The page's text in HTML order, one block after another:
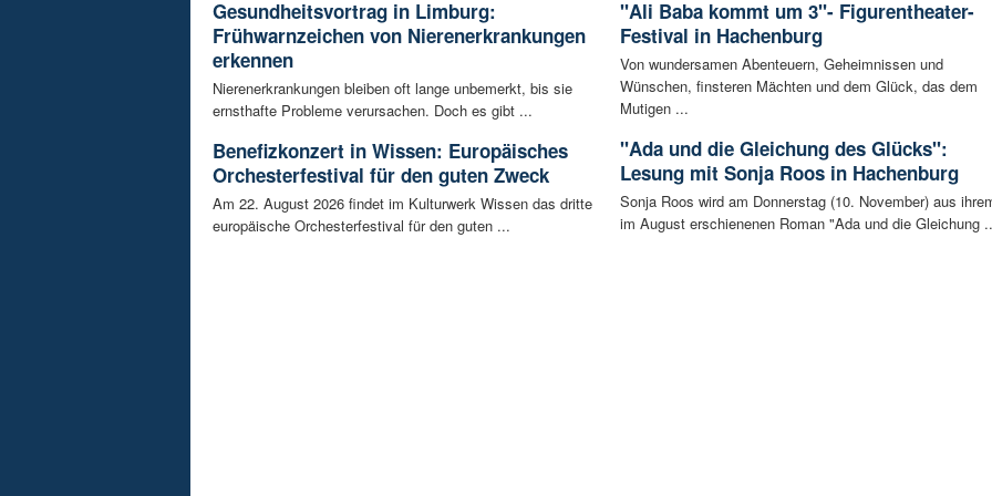
Gesundheitsvortrag in Limburg:
Frühwarnzeichen von Nierenerkrankungen
erkennen
Nierenerkrankungen bleiben oft lange unbemerkt, bis sie
ernsthafte Probleme verursachen. Doch es gibt ...
Benefizkonzert in Wissen: Europäisches
Orchesterfestival für den guten Zweck
Am 22. August 2026 findet im Kulturwerk Wissen das dritte
europäische Orchesterfestival für den guten ...
"Ali Baba kommt um 3"- Figurentheater-
Festival in Hachenburg
Von wundersamen Abenteuern, Geheimnissen und
Wünschen, finsteren Mächten und dem Glück, das dem
Mutigen ...
"Ada und die Gleichung des Glücks":
Lesung mit Sonja Roos in Hachenburg
Sonja Roos wird am Donnerstag (10. November) aus
im August erschienenen Roman "Ada und die Gleichung